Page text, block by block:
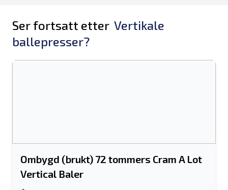
Ser fortsatt etter Vertikale
ballepresser?
Ombygd (brukt) 72 tommers Cram A Lot
Vertical Baler